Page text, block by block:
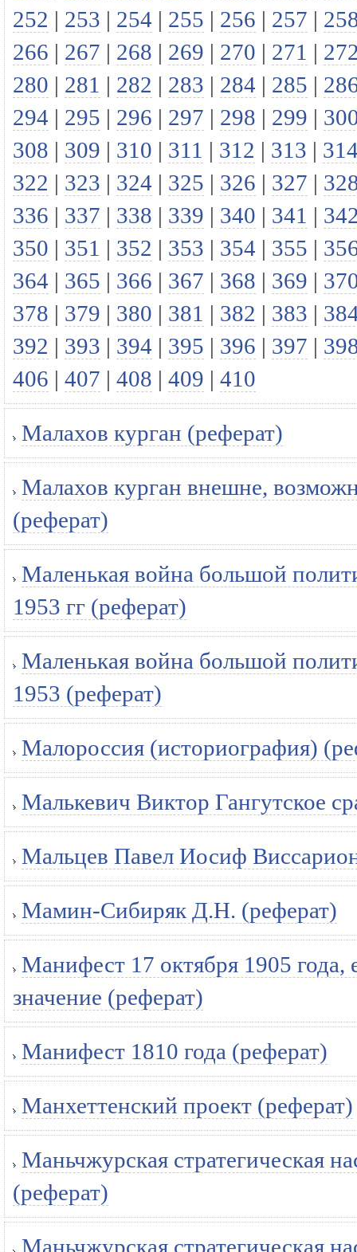
252 | 253 | 254 | 255 | 256 | 257 |
266 | 267 | 268 | 269 | 270 | 271 |
280 | 281 | 282 | 283 | 284 | 285 |
294 | 295 | 296 | 297 | 298 | 299 |
308 | 309 | 310 | 311 | 312 | 313 |
322 | 323 | 324 | 325 | 326 | 327 |
336 | 337 | 338 | 339 | 340 | 341 |
350 | 351 | 352 | 353 | 354 | 355 |
364 | 365 | 366 | 367 | 368 | 369 |
378 | 379 | 380 | 381 | 382 | 383 |
392 | 393 | 394 | 395 | 396 | 397 |
406 | 407 | 408 | 409 | 410
Малахов курган (реферат)
Малахов курган внешне,
(реферат)
Маленькая война большой
1953 гг (реферат)
Маленькая война большой
1953 (реферат)
Малороссия (историография)
Малькевич Виктор Гангутское
Мальцев Павел Иосиф
Мамин-Сибиряк Д.Н. (реферат)
Манифест 17 октября 1905 года,
значение (реферат)
Манифест 1810 года (реферат)
Манхеттенский проект (реферат)
Маньчжурская стратегическая
(реферат)
Маньчжурская стратегическая